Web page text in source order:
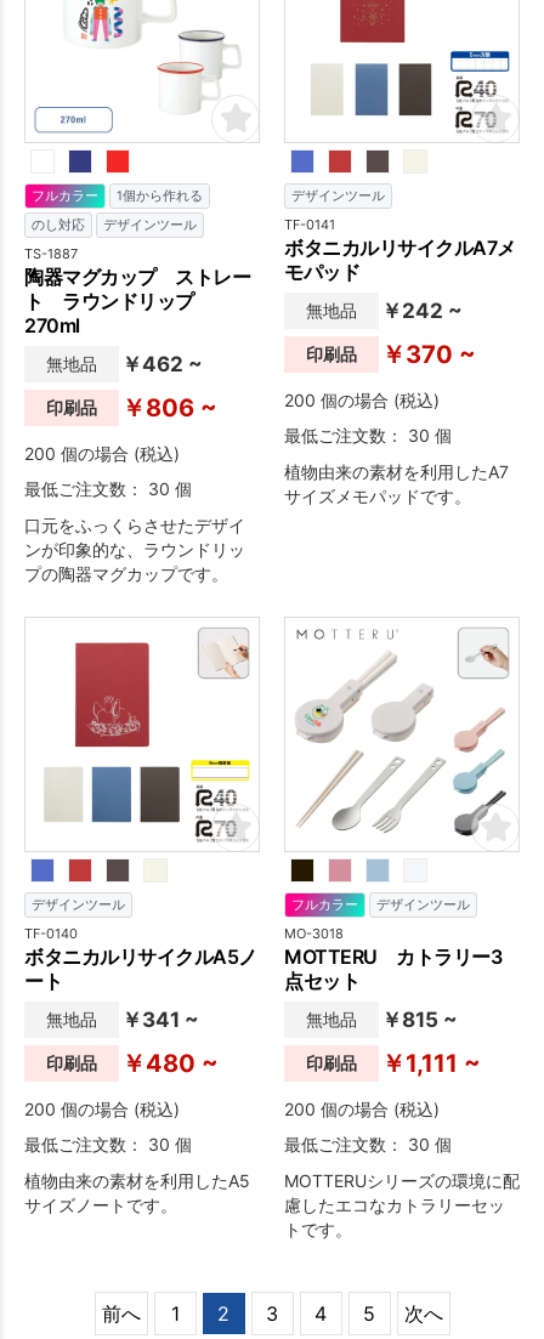
フルカラー
1個から作れる
のし対応
デザインツール
TS-1887
陶器マグカップ ストレー
ト ラウンドリップ
270ml
無地品 ￥462 ~
印刷品 ￥806 ~
200 個の場合 (税込)
最低ご注文数： 30 個
口元をふっくらさせたデザイ
ンが印象的な、ラウンドリッ
プの陶器マグカップです。
デザインツール
TF-0141
ボタニカルリサイクルA7メ
モパッド
無地品 ￥242 ~
印刷品 ￥370 ~
200 個の場合 (税込)
最低ご注文数： 30 個
植物由来の素材を利用したA7
サイズメモパッドです。
デザインツール
TF-0140
ボタニカルリサイクルA5ノ
ート
無地品 ￥341 ~
印刷品 ￥480 ~
200 個の場合 (税込)
最低ご注文数： 30 個
植物由来の素材を利用したA5
サイズノートです。
フルカラー デザインツール
MO-3018
MOTTERU カトラリー3
点セット
無地品 ￥815 ~
印刷品 ￥1,111 ~
200 個の場合 (税込)
最低ご注文数： 30 個
MOTTERUシリーズの環境に配
慮したエコなカトラリーセッ
トです。
前へ 1 2 3 4 5 次へ